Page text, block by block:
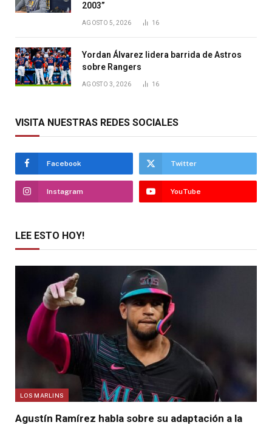
2003”
AGOSTO 5, 2026 16
Yordan Álvarez lidera barrida de Astros
sobre Rangers
AGOSTO 3, 2026 16
VISITA NUESTRAS REDES SOCIALES
Facebook Twitter
Instagram YouTube
LEE ESTO HOY!
LOS MARLINS
Agustín Ramírez habla sobre su adaptación a la